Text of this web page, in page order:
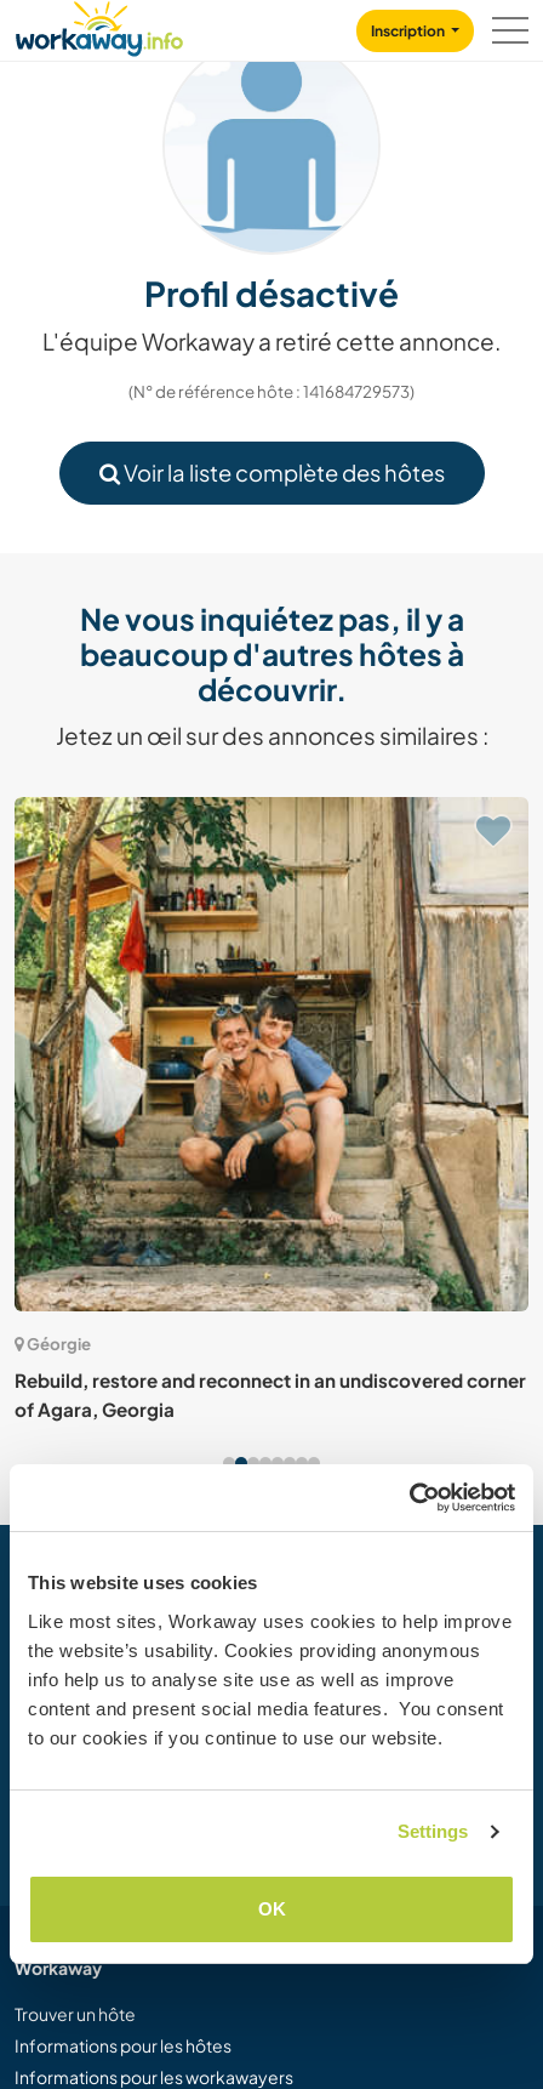
This website uses cookies
Like most sites, Workaway uses cookies to help improve
the website’s usability. Cookies providing anonymous
info help us to analyse site use as well as improve
content and present social media features. You consent
to our cookies if you continue to use our website.
Settings
OK
CONTENT
MAIN NAVIGATION
Inscription
Profil désactivé
L'équipe Workaway a retiré cette annonce.
(N° de référence hôte : 141684729573)
Voir la liste complète des hôtes
Ne vous inquiétez pas, il y a
beaucoup d'autres hôtes à
découvrir.
Jetez un œil sur des annonces similaires :
Géorgie
Rebuild, restore and reconnect in an undiscovered corner
of Agara, Georgia
Votre prochaine aventure commence
aujourd’hui
Rejoignez dès aujourd’hui la communauté Workaway et
vivez des expériences de voyage uniques, avec plus de 50
000 opportunités aux quatre coins du monde.
Workaway
Trouver un hôte
Informations pour les hôtes
Informations pour les workawayers